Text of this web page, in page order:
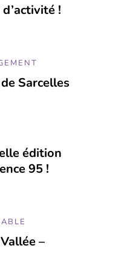
!
Sarcelles
édition
95 !
–